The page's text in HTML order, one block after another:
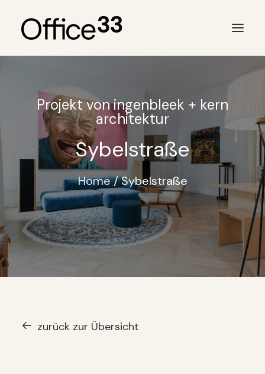
Projekt von ingenbleek + kern
architektur
Sybelstraße
Home Sybelstraße
zurück zur Übersicht